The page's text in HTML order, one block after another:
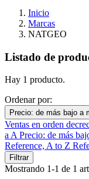
Inicio
Marcas
NATGEO
Listado de
Hay 1 producto.
Ordenar por:
Precio: de más bajo a
Ventas en orden
a APrecio: de más
Reference, A to Z
Filtrar
Mostrando 1-1 de 1